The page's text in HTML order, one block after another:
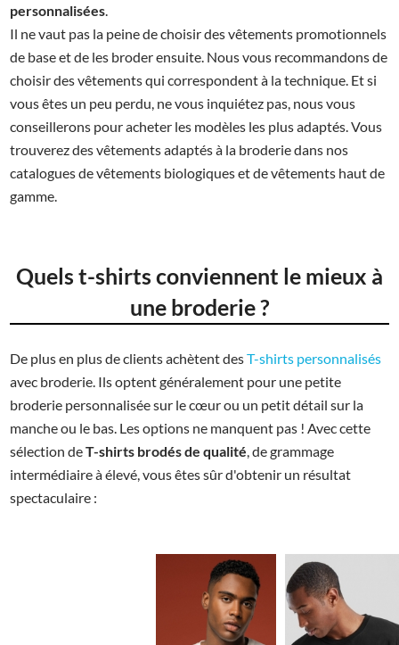
personnalisées
Il ne vaut pas la peine de choisir des vêtements promotionnels
de base et de les broder ensuite. Nous vous recommandons de
choisir des vêtements qui correspondent à la technique. Et si
vous êtes un peu perdu, ne vous inquiétez pas, nous vous
conseillerons pour acheter les modèles les plus adaptés. Vous
trouverez des vêtements adaptés à la broderie dans nos
catalogues de vêtements biologiques et de vêtements haut de
gamme.
Quels t-shirts conviennent le mieux à
une broderie ?
De plus en plus de clients achètent desT-shirts personnalisés
avec broderie. Ils optent généralement pour une petite
broderie personnalisée sur le cœur ou un petit détail sur la
manche ou le bas. Les options ne manquent pas ! Avec cette
sélection deT-shirts brodés de qualité , de grammage
intermédiaire à élevé, vous êtes sûr d'obtenir un résultat
spectaculaire :